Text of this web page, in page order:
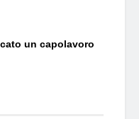
un capolavoro